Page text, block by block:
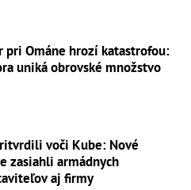
pri Ománe hrozí katastrofou:
uniká obrovské množstvo
voči Kube: Nové
zasiahli armádnych
aj firmy